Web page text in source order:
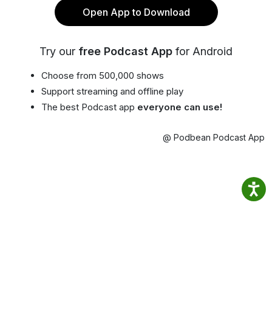
Open App to Download
Try our free Podcast App for Android
Choose from 500,000 shows
Support streaming and offline play
The best Podcast app everyone can use!
@ Podbean Podcast App